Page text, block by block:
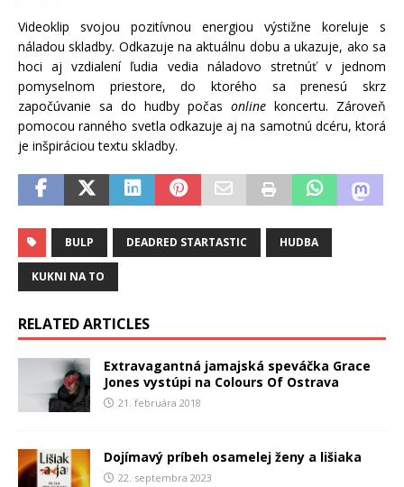
Videoklip svojou pozitívnou energiou výstižne koreluje s
náladou skladby. Odkazuje na aktuálnu dobu a ukazuje, ako sa
hoci aj vzdialení ľudia vedia náladovo stretnúť v jednom
pomyselnom priestore, do ktorého sa prenesú skrz
započúvanie sa do hudby počas online koncertu. Zároveň
pomocou ranného svetla odkazuje aj na samotnú dcéru, ktorá
je inšpiráciou textu skladby.
BULP DEADRED STARTASTIC HUDBA
KUKNI NA TO
RELATED ARTICLES
Extravagantná jamajská speváčka Grace
Jones vystúpi na Colours Of Ostrava
21. februára 2018
Dojímavý príbeh osamelej ženy a lišiaka
22. septembra 2023